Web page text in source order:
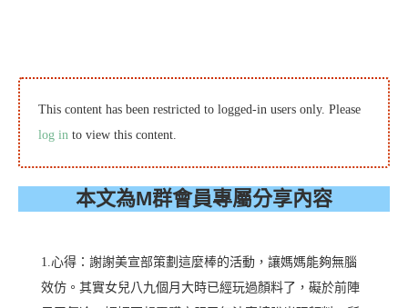
This content has been restricted to logged-in users only. Please
log in to view this content.
本文為M群會員專屬分享內容
1.心得：謝謝美宣部策劃這麼棒的活動，讓媽媽能夠無腦
效仿。其實女兒八九個月大時已經玩過顏料了，礙於前陣